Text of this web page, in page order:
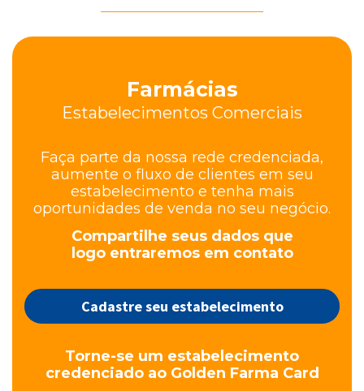
Farmácias
Estabelecimentos Comerciais
Faça parte da nossa rede credenciada,
aumente o fluxo de clientes em seu
estabelecimento e tenha mais
oportunidades de venda no seu negócio.
Compartilhe seus dados que
logo entraremos em contato
Cadastre seu estabelecimento
Torne-se um estabelecimento
credenciado ao Golden Farma Card